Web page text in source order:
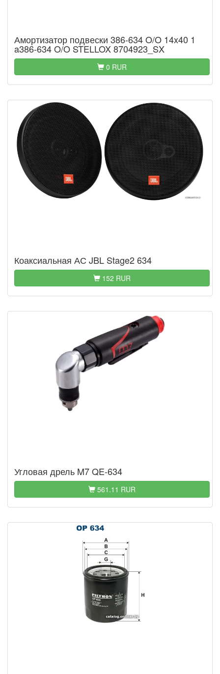
Амортизатор подвески 386-634 O/O 14x40 1
a386-634 O/O STELLOX 8704923_SX
0 RUR
Коаксиальная АС JBL Stage2 634
152 RUR
Угловая дрель M7 QE-634
561.11 RUR